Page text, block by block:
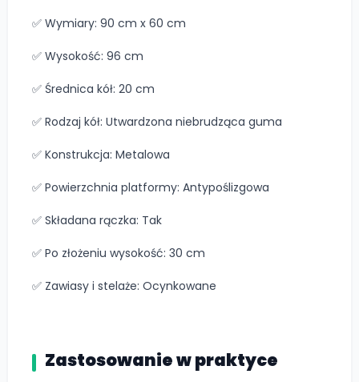
✅ Wymiary: 90 cm x 60 cm
✅ Wysokość: 96 cm
✅ Średnica kół: 20 cm
✅ Rodzaj kół: Utwardzona niebrudząca guma
✅ Konstrukcja: Metalowa
✅ Powierzchnia platformy: Antypoślizgowa
✅ Składana rączka: Tak
✅ Po złożeniu wysokość: 30 cm
✅ Zawiasy i stelaże: Ocynkowane
Zastosowanie w praktyce